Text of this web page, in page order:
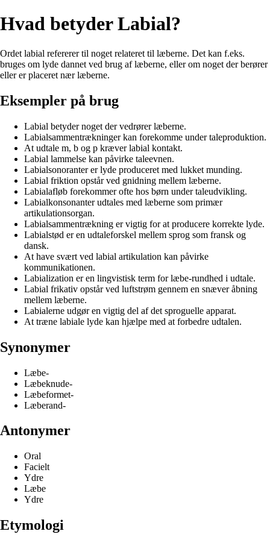
Hvad betyder Labial?
Ordet labial refererer til noget relateret til læberne. Det kan f.eks.
bruges om lyde dannet ved brug af læberne, eller om noget der berører
eller er placeret nær læberne.
Eksempler på brug
Labial betyder noget der vedrører læberne.
Labialsammentrækninger kan forekomme under taleproduktion.
At udtale m, b og p kræver labial kontakt.
Labial lammelse kan påvirke taleevnen.
Labialsonoranter er lyde produceret med lukket munding.
Labial friktion opstår ved gnidning mellem læberne.
Labialafløb forekommer ofte hos børn under taleudvikling.
Labialkonsonanter udtales med læberne som primær
artikulationsorgan.
Labialsammentrækning er vigtig for at producere korrekte lyde.
Labialstød er en udtaleforskel mellem sprog som fransk og
dansk.
At have svært ved labial artikulation kan påvirke
kommunikationen.
Labialization er en lingvistisk term for læbe-rundhed i udtale.
Labial frikativ opstår ved luftstrøm gennem en snæver åbning
mellem læberne.
Labialerne udgør en vigtig del af det sproguelle apparat.
At træne labiale lyde kan hjælpe med at forbedre udtalen.
Synonymer
Læbe-
Læbeknude-
Læbeformet-
Læberand-
Antonymer
Oral
Facielt
Ydre
Læbe
Ydre
Etymologi